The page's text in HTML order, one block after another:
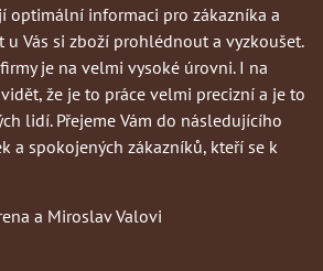
optimální informaci pro zákazníka a
u Vás si zboží prohlédnout a vyzkoušet.
je na velmi vysoké úrovni. I na
že je to práce velmi precizní a je to
lidí. Přejeme Vám do následujícího
a spokojených zákazníků, kteří se k
a Miroslav Valovi